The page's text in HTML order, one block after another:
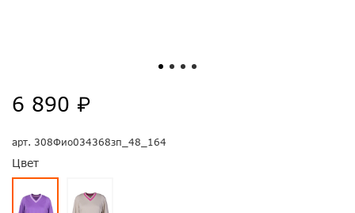
арт. 308Фио034368зп_48_164
Цвет
6 890 ₽